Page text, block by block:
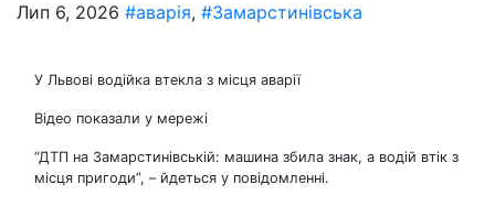
Лип 6, 2026 #аварія, #Замарстинівська
У Львові водійка втекла з місця аварії
Відео показали у мережі
“ДТП на Замарстинівській: машина збила знак, а водій втік з
місця пригоди”, – йдеться у повідомленні.